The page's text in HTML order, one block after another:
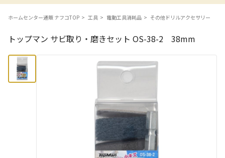
ホームセンター通販 ナフコTOP 工具 電動工具消耗品 その他ドリルアクセサリー
トップマン サビ取り・磨きセット OS-38-2 38mm